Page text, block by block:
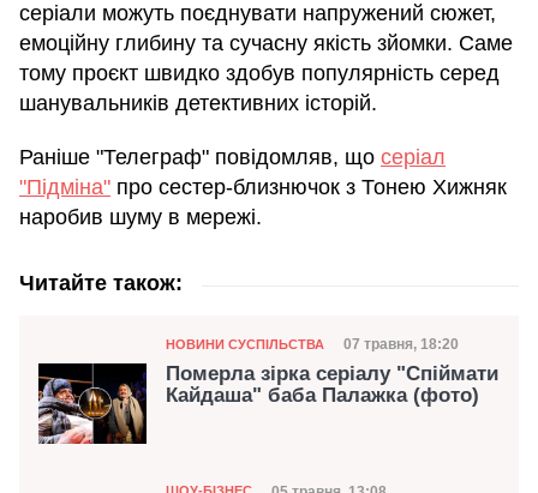
серіали можуть поєднувати напружений сюжет,
емоційну глибину та сучасну якість зйомки. Саме
тому проєкт швидко здобув популярність серед
шанувальників детективних історій.
Раніше "Телеграф" повідомляв, що серіал
"Підміна" про сестер-близнючок з Тонею Хижняк
наробив шуму в мережі.
Читайте також:
Категорія
НОВИНИ СУСПІЛЬСТВА Дата публікації
07 травня, 18:20
Померла зірка серіалу "Спіймати
Кайдаша" баба Палажка (фото)
Категорія